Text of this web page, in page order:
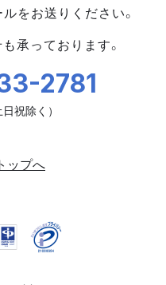
をお送りください。
承っております。
2781
ップへ